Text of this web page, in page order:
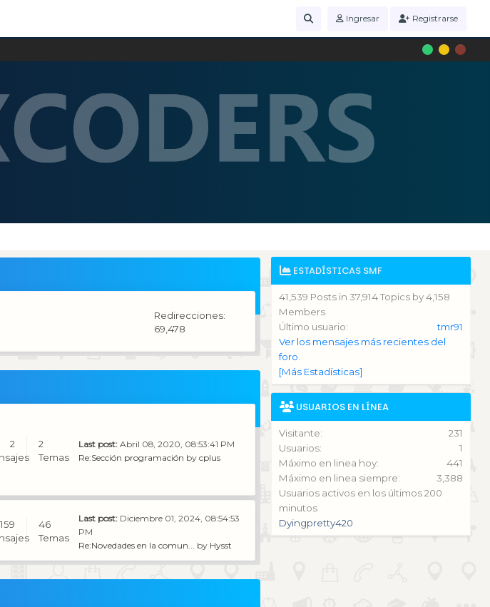
Ingresar Registrarse
Redirecciones:
69,478
2
2
Temas
Last post:Abril 08, 2020, 08:53:41 PM
Re:Sección programación bycplus
159
46
Temas
Last post: Diciembre 01, 2024, 08:54:53
PM
Re:Novedades en la comun...
by Hysst
ESTADÍSTICAS SMF
41,539 Posts in 37,914 Topics by 4,158
Members
Último usuario:
tmr91
Ver los mensajes más recientes del
foro.
[Más Estadísticas]
USUARIOS EN LÍNEA
Visitante:
231
Usuarios:
1
Máximo en linea hoy:
441
Máximo en linea siempre:
3,388
Usuarios activos en los últimos 200
minutos
Dyingpretty420